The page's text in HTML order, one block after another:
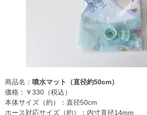
商品名： 噴水マット（直径約50cm）
価格：￥330（税込）
本体サイズ（約）：直径50cm
ホース対応サイズ（約）：内寸直径14mm